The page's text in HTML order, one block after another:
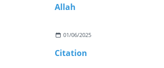
Allah
01/06/2025
Citation